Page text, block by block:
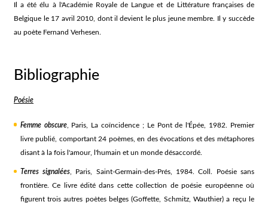
Il a été élu à l'Académie Royale de Langue et de Littérature françaises de
Belgique le 17 avril 2010, dont il devient le plus jeune membre. Il y succède
au poète Fernand Verhesen.
Bibliographie
Poésie
Femme obscure, Paris, La coïncidence ; Le Pont de l'Épée, 1982. Premier
livre publié, comportant 24 poèmes, en des évocations et des métaphores
disant à la fois l'amour, l'humain et un monde désaccordé.
Terres signalées , Paris, Saint-Germain-des-Prés, 1984. Coll. Poésie sans
frontière. Ce livre édité dans cette collection de poésie européenne où
figurent trois autres poètes belges (Goffette, Schmitz, Wauthier) a reçu le